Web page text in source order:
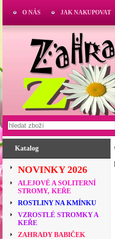
Katalog
NOVINKY 2026
ALEJOVÉ A SOLITERNÍ
STROMY, KEŘE
ROSTLINY NA KMÍNKU
VZROSTLÉ STROMKY A
KEŘE
ZAHRADY BABIČEK
O NÁS JAK NAKUPOVAT